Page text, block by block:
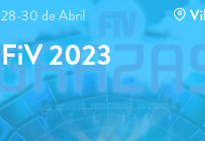
28-30 de Abril
FiV 2023